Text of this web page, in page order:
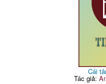
Cái
Tác giả: